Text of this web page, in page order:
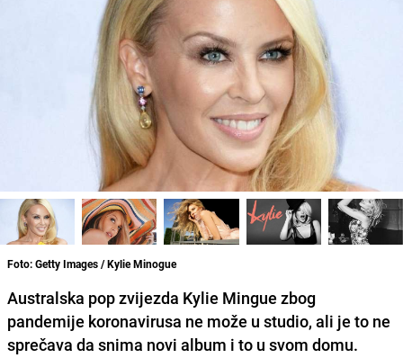
Foto: Getty Images / Kylie Minogue
Australska pop zvijezda Kylie Mingue zbog
pandemije koronavirusa ne može u studio, ali je to ne
sprečava da snima novi album i to u svom domu.